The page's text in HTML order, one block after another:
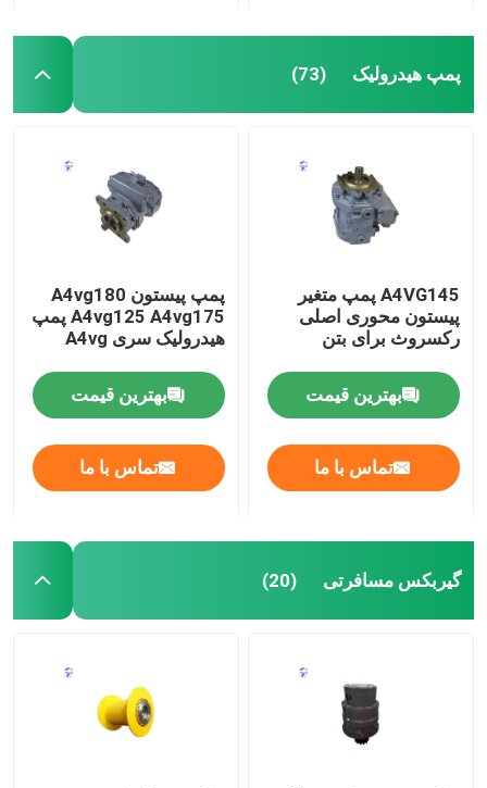
پمپ هیدرولیک (73)
A4VG145 پمپ متغیر
پیستون محوری اصلی
رکسروث برای بتن
بهترین قیمت
تماس با ما
پمپ پیستون A4vg180
A4vg125 A4vg175 پمپ
هیدرولیک سری A4vg
بهترین قیمت
تماس با ما
گیربکس مسافرتی (20)